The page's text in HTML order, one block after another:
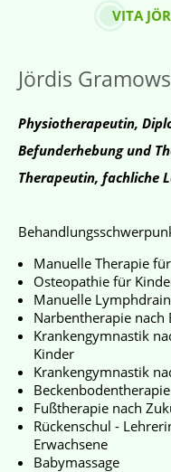
VITA
Jördis
Physiotherapeutin,
Befunderhebung und
Therapeutin, fachliche
Manuelle Therapie
Osteopathie für
Manuelle
Narbentherapie nach
Krankengymnastik
Kinder
Krankengymnastik
Fußtherapie nach
Rückenschul -
Erwachsene
Babymassage